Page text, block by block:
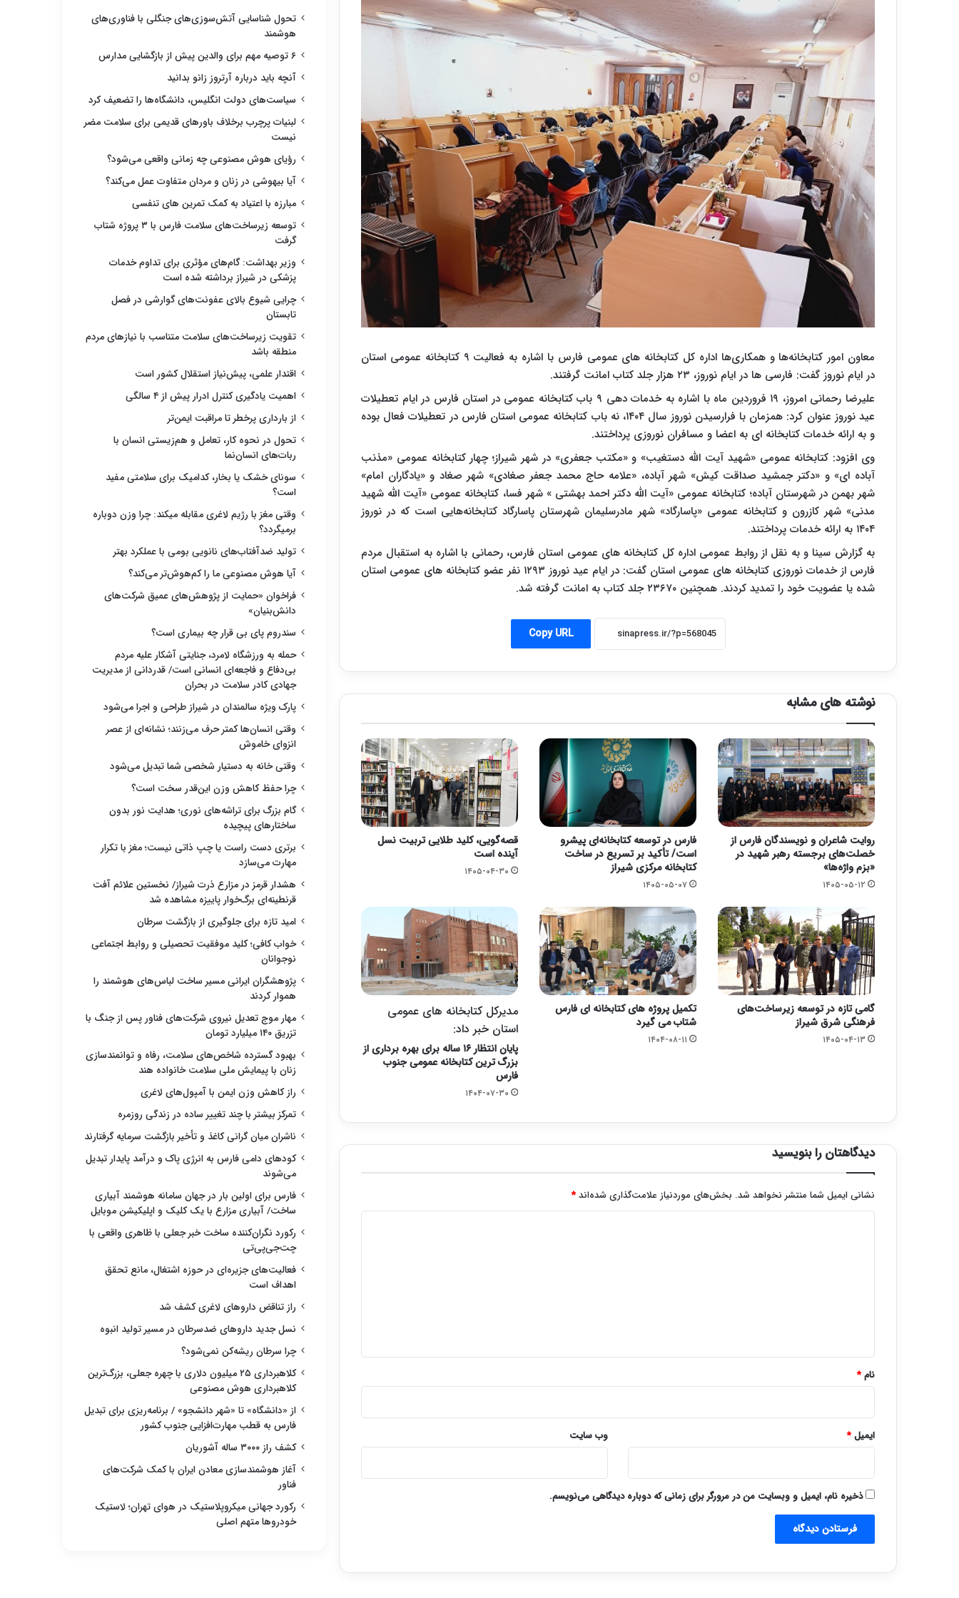
معاون امور کتابخانه‌ها و همکاری‌ها اداره کل کتابخانه های عمومی فارس با اشاره به فعالیت ۹ کتابخانه عمومی استان
در ایام نوروز گفت: فارسی ها در ایام نوروز، ۲۳ هزار جلد کتاب امانت گرفتند.
علیرضا رحمانی امروز، ۱۹ فروردین ماه با اشاره به خدمات دهی ۹ باب کتابخانه عمومی در استان فارس در ایام تعطیلات
عید نوروز عنوان کرد: همزمان با فرارسیدن نوروز سال ۱۴۰۴، نه باب کتابخانه عمومی استان فارس در تعطیلات فعال بوده
و به ارائه خدمات کتابخانه ای به اعضا و مسافران نوروزی پرداختند.
وی افزود: کتابخانه عمومی «شهید آیت الله دستغیب» و «مکتب جعفری» در شهر شیراز؛ چهار کتابخانه عمومی «مذنب
آباده ای» و «دکتر جمشید صداقت کیش» شهر آباده، «علامه حاج محمد جعفر صغادی» شهر صغاد و «یادگاران امام»
شهر بهمن در شهرستان آباده؛ کتابخانه عمومی «آیت الله دکتر احمد بهشتی » شهر فسا، کتابخانه عمومی «آیت الله شهید
مدنی» شهر کازرون و کتابخانه عمومی «پاسارگاد» شهر مادرسلیمان شهرستان پاسارگاد کتابخانه‌هایی است که در نوروز
۱۴۰۴ به ارائه خدمات پرداختند.
به گزارش سینا و به نقل از روابط عمومی اداره کل کتابخانه های عمومی استان فارس، رحمانی با اشاره به استقبال مردم
فارس از خدمات نوروزی کتابخانه های عمومی استان گفت: در ایام عید نوروز ۱۲۹۳ نفر عضو کتابخانه های عمومی استان
شده یا عضویت خود را تمدید کردند. همچنین ۲۳۶۷۰ جلد کتاب به امانت گرفته شد.
Copy URL
نوشته های مشابه
روایت شاعران و نویسندگان فارس از
خصلت‌های برجسته‌ رهبر شهید در
«بزم واژه‌ها»
۱۴۰۵-۰۵-۱۲
فارس در توسعه کتابخانه‌ای پیشرو
است/ تأکید بر تسریع در ساخت
کتابخانه مرکزی شیراز
۱۴۰۵-۰۵-۰۷
قصه‌گویی، کلید طلایی تربیت نسل
آینده است
۱۴۰۵-۰۴-۳۰
گامی تازه در توسعه زیرساخت‌های
فرهنگی شرق شیراز
۱۴۰۵-۰۴-۱۳
تکمیل پروژه های کتابخانه ای فارس
شتاب می گیرد
۱۴۰۴-۰۸-۱۱
مدیرکل کتابخانه های عمومی
استان خبر داد:
پایان انتظار ۱۶ ساله برای بهره برداری از
بزرگ ترین کتابخانه عمومی جنوب
فارس
۱۴۰۴-۰۷-۳۰
دیدگاهتان را بنویسید
نشانی ایمیل شما منتشر نخواهد شد. بخش‌های موردنیاز علامت‌گذاری شده‌اند*
نام*
ایمیل* وب‌ سایت
ذخیره نام، ایمیل و وبسایت من در مرورگر برای زمانی که دوباره دیدگاهی می‌نویسم.
تحول شناسایی آتش‌سوزی‌های جنگلی با فناوری‌های
هوشمند
۶ توصیه مهم برای والدین پیش از بازگشایی مدارس
آنچه باید درباره آرتروز زانو بدانید
سیاست‌های دولت انگلیس، دانشگاه‌ها را تضعیف کرد
لبنیات پرچرب برخلاف باورهای قدیمی برای سلامت مضر
نیست
رؤیای هوش مصنوعی چه زمانی واقعی می‌شود؟
آیا بیهوشی در زنان و مردان متفاوت عمل می‌کند؟
مبارزه با اعتیاد به کمک تمرین های تنفسی
توسعه زیرساخت‌های سلامت فارس با ۳ پروژه شتاب
گرفت
وزیر بهداشت: گام‌های مؤثری برای تداوم خدمات
پزشکی در شیراز برداشته شده است
چرایی شیوع بالای عفونت‌های گوارشی در فصل
تابستان
تقویت زیرساخت‌های سلامت متناسب با نیازهای مردم
منطقه باشد
اقتدار علمی، پیش‌نیاز استقلال کشور است
اهمیت یادگیری کنترل ادرار پیش از ۴ سالگی
از بارداری پرخطر تا مراقبت ایمن‌تر
تحول در نحوه کار، تعامل و هم‌زیستی انسان با
ربات‌های انسان‌نما
سونای خشک یا بخار، کدامیک برای سلامتی مفید
است؟
وقتی مغز با رژیم لاغری مقابله میکند: چرا وزن دوباره
برمیگردد؟
تولید ضدآفتاب‌های نانویی بومی با عملکرد بهتر
آیا هوش مصنوعی ما را کم‌هوش‌تر می‌کند؟
فراخوان «حمایت از پژوهش‌های عمیق شرکت‌های
دانش‌بنیان»
سندروم پای بی قرار چه بیماری است؟
حمله به ورزشگاه لامرد، جنایتی آشکار علیه مردم
بی‌دفاع و فاجعه‌ای انسانی است/ قدردانی از مدیریت
جهادی کادر سلامت در بحران
پارک ویژه سالمندان در شیراز طراحی و اجرا می‌شود
وقتی انسان‌ها کمتر حرف می‌زنند؛ نشانه‌ای از عصر
انزوای خاموش
وقتی خانه به دستیار شخصی شما تبدیل می‌شود
چرا حفظ کاهش وزن این‌قدر سخت است؟
گام بزرگ برای تراشه‌های نوری؛ هدایت نور بدون
ساختارهای پیچیده
برتری دست راست یا چپ ذاتی نیست؛ مغز با تکرار
مهارت می‌سازد
هشدار قرمز در مزارع ذرت شیراز/ نخستین علائم آفت
قرنطینه‌ای برگ‌خوار پاییزه مشاهده شد
امید تازه برای جلوگیری از بازگشت سرطان
خواب کافی؛ کلید موفقیت تحصیلی و روابط اجتماعی
نوجوانان
پژوهشگران ایرانی مسیر ساخت لباس‌های هوشمند را
هموار کردند
مهار موج تعدیل نیروی شرکت‌های فناور پس از جنگ با
تزریق ۱۴۰ میلیارد تومان
بهبود گسترده شاخص‌های سلامت، رفاه و توانمندسازی
زنان با پیمایش ملی سلامت خانواده هند
راز کاهش وزن ایمن با آمپول‌های لاغری
تمرکز بیشتر با چند تغییر ساده در زندگی روزمره
ناشران میان گرانی کاغذ و تأخیر بازگشت سرمایه گرفتارند
کودهای دامی فارس به انرژی پاک و درآمد پایدار تبدیل
می‌شوند
فارس برای اولین بار در جهان سامانه هوشمند آبیاری
ساخت/ آبیاری مزارع با یک کلیک و اپلیکیشن موبایل
رکورد نگران‌کننده ساخت خبر جعلی با ظاهری واقعی با
چت‌جی‌پی‌تی
فعالیت‌های جزیره‌ای در حوزه اشتغال، مانع تحقق
اهداف است
راز تناقض داروهای لاغری کشف شد
نسل جدید داروهای ضدسرطان در مسیر تولید انبوه
چرا سرطان ریشه‌کن نمی‌شود؟
کلاهبرداری ۲۵ میلیون دلاری با چهره جعلی، بزرگ‌ترین
کلاهبرداری هوش مصنوعی
از «دانشگاه» تا «شهر دانشجو» / برنامه‌ریزی برای تبدیل
فارس به قطب مهارت‌افزایی جنوب کشور
کشف راز ۳۰۰۰ ساله آشوریان
آغاز هوشمندسازی معادن ایران با کمک شرکت‌های
فناور
رکورد جهانی میکروپلاستیک در هوای تهران؛ لاستیک
خودروها متهم اصلی